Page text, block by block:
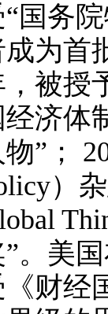
“国务
成为首
被授
经济体
物”；
）
。美
《财经